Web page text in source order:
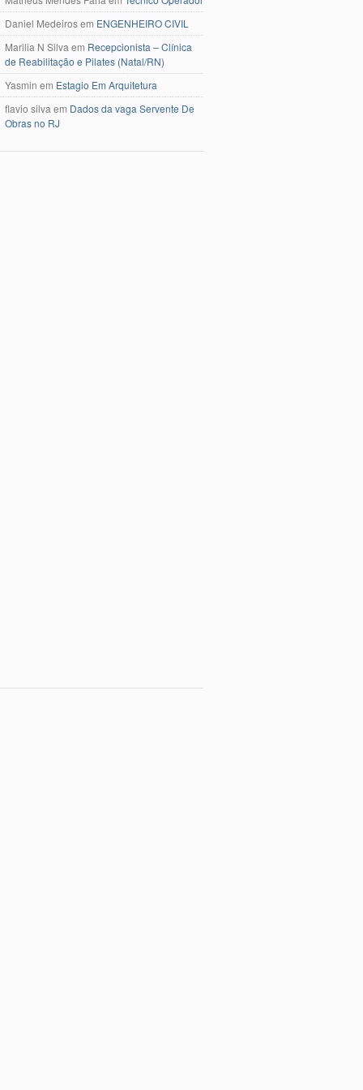
Daniel Medeirosem ENGENHEIRO CIVIL
Marilia N Silva em Recepcionista – Clínica
de Reabilitação e Pilates (Natal/RN)
Yasmin em Estagio Em Arquitetura
flavio silva em Dados da vaga Servente De
Obras no RJ